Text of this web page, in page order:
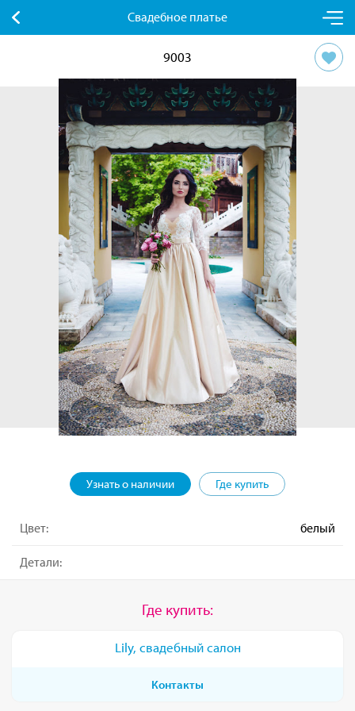
Свадебное платье
9003
Узнать о наличии Где купить
Цвет: белый
Детали:
Где купить:
Lily, свадебный салон
Контакты